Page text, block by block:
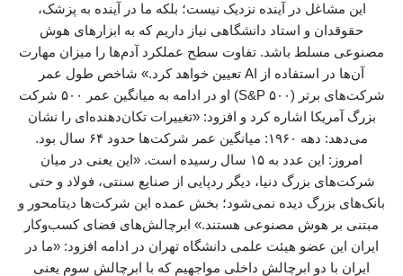
این مشاغل در آینده نزدیک نیست؛ بلکه ما در آینده به پزشک،
حقوقدان و استاد دانشگاهی نیاز داریم که به ابزارهای هوش
مصنوعی مسلط باشد. تفاوت سطح عملکرد آدم‌ها را میزان مهارت
آن‌ها در استفاده از AI تعیین خواهد کرد.» شاخص طول عمر
شرکت‌های برتر (S&P ۵۰۰) او در ادامه به میانگین عمر ۵۰۰ شرکت
بزرگ آمریکا اشاره کرد و افزود: «تغییرات تکان‌دهنده‌ای را نشان
می‌دهد: دهه ۱۹۶۰: میانگین عمر شرکت‌ها حدود ۶۴ سال بود.
امروز: این عدد به ۱۵ سال رسیده است. «این یعنی در میان
شرکت‌های بزرگ دنیا، دیگر ردپایی از صنایع سنتی، فولاد و حتی
بانک‌های بزرگ دیده نمی‌شود؛ بخش عمده این شرکت‌ها دیتامحور و
مبتنی بر هوش مصنوعی هستند.» ابرچالش‌های فضای کسب‌وکار
ایران این عضو هیئت علمی دانشگاه تهران در ادامه افزود: «ما در
ایران با دو ابرچالش داخلی مواجهیم که با ابرچالش سوم یعنی